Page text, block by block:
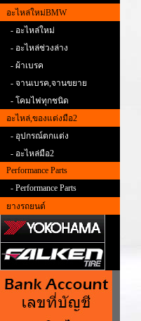
อะไหล่ใหม่BMW
- อะไหล่ใหม่
- อะไหล่ช่วงล่าง
- ผ้าเบรค
- จานเบรค,จานขยาย
- โคมไฟทุกชนิด
อะไหล่,ของแต่งมือ2
- อุปกรณ์ตกแต่ง
- อะไหล่มือ2
Performance Parts
- Performance Parts
ยางรถยนต์